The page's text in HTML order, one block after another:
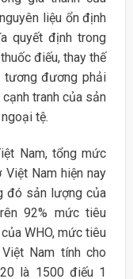
liệu ổn định
quyết định trong
điếu, thay thế
tương đương phải
tranh của sản
tệ.
Nam, tổng mức
Nam hiện nay
đó sản lượng của
92% mức tiêu
WHO, mức tiêu
Nam tính cho
là 1500 điếu 1